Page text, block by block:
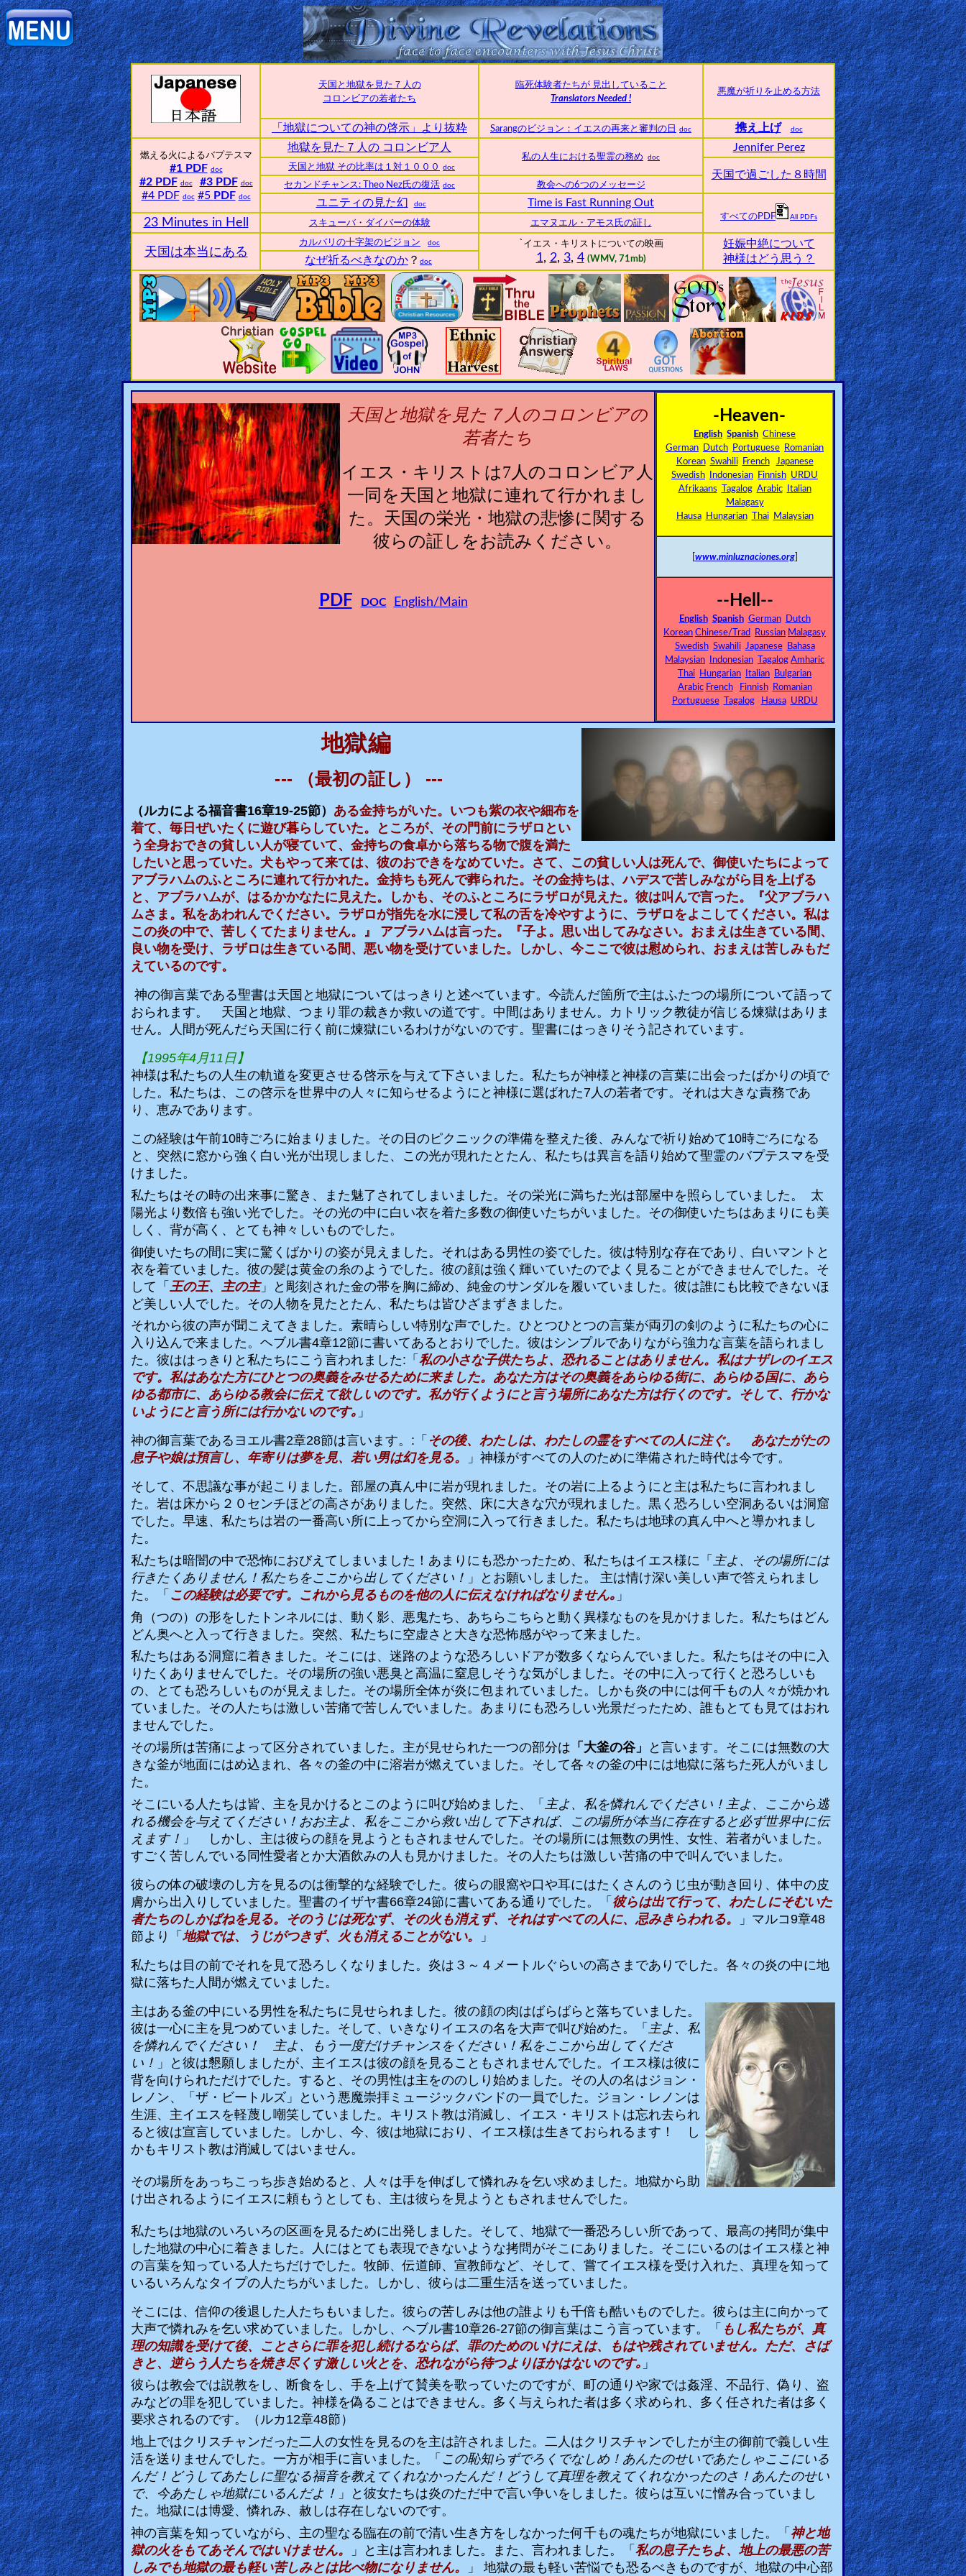
Home:
Mobile
Home: Original Style
ðŸ”
Search
Site
🎞
Christian
Netflix
🎞
Jewish
Stories
🎞
X-
Witch
🎞
X-
Muslim
MP3
Bible
🎞
Bible
Movies
🎞
Gospel
Videos
🎞
Godly
Movies
🎞
CBN
Videos
🎞
Kids
Videos
🎞
Worship
Music
🎞
Vids
for
New
Believers
Heaven
Hell
Prayer
Bible/Study
Jesus
Warfare
Revelations
Testimonies
Evangelism
Documentaries
Islam
Other
Other
Languages
Contact/Feedback/Donate
Follow
us
Social
Media
PDF
Books
Random
Video
Ask
AI
Bible
Questions
Something
Funny...
2nd
Page,
Older
Material
天国と地獄を見た７人の
コロンビアの若者たち
臨死体験者たちが 見出していること
Translators Needed !
悪魔が祈りを止める方法
「地獄についての神の啓示」より抜粋 Sarangのビジョン：イエスの再来と審判の日 doc 携え上げ doc
燃える火によるバプテスマ
#1 PDF doc
#2 PDF doc #3 PDF doc
#4 PDF doc #5 PDF doc
地獄を見た７人の コロンビア人
私の人生における聖霊の務め doc
Jennifer Perez
天国と地獄 その比率は１対１０００ doc
天国で過ごした８時間
セカンドチャンス: Theo Nez氏の復活 doc 教会への6つのメッセージ
ユニティの見た幻 doc Time is Fast Running Out
すべてのPDF All PDFs
23 Minutes in Hell スキューバ・ダイバーの体験 エマヌエル・アモス氏の証し
天国は本当にある
カルバリの十字架のビジョン doc ` イエス・キリストについての映画
1, 2, 3, 4 (WMV, 71mb)
妊娠中絶について
神様はどう思う？
なぜ祈るべきなのか ？ doc
天国と地獄を見た７人のコロンビアの
若者たち
イエス・キリストは7人のコロンビア人
一同を天国と地獄に連れて行かれまし
た。天国の栄光・地獄の悲惨に関する
彼らの証しをお読みください。
PDF DOC English/Main
-Heaven-
English Spanish Chinese
German
Dutch Portuguese
Romanian
Korean Swahili French
Japanese
Swedish
Indonesian Finnish URDU
Afrikaans
Tagalog Arabic
Italian
Malagasy
Hausa
Hungarian Thai Malaysian
www.minluznaciones.org]
--Hell--
English Spanish German
Dutch
Korean Chinese/Trad Russian Malagasy
Swedish Swahili Japanese
Bahasa
Malaysian
Indonesian Tagalog Amharic
Thai
Hungarian Italian
Bulgarian
Arabic French Finnish
Romanian
Portuguese
Tagalog Hausa URDU
地獄編
--- （最初の証し） ---
（ルカによる福音書16章19-25節） ある金持ちがいた。いつも紫の衣や細布を
着て、毎日ぜいたくに遊び暮らしていた。ところが、その門前にラザロとい
う全身おできの貧しい人が寝ていて、金持ちの食卓から落ちる物で腹を満た
したいと思っていた。犬もやって来ては、彼のおできをなめていた。さて、この貧しい人は死んで、御使いたちによって
アブラハムのふところに連れて行かれた。金持ちも死んで葬られた。その金持ちは、ハデスで苦しみながら目を上げる
と、アブラハムが、はるかかなたに見えた。しかも、そのふところにラザロが見えた。彼は叫んで言った。『父アブラハ
ムさま。私をあわれんでください。ラザロが指先を水に浸して私の舌を冷やすように、ラザロをよこしてください。私は
この炎の中で、苦しくてたまりません。』 アブラハムは言った。『子よ。思い出してみなさい。おまえは生きている間、
良い物を受け、ラザロは生きている間、悪い物を受けていました。しかし、今ここで彼は慰められ、おまえは苦しみもだ
えているのです。
神の御言葉である聖書は天国と地獄についてはっきりと述べています。今読んだ箇所で主はふたつの場所について語って
おられます。 天国と地獄、つまり罪の裁きか救いの道です。中間はありません。カトリック教徒が信じる煉獄はありま
せん。人間が死んだら天国に行く前に煉獄にいるわけがないのです。聖書にはっきりそう記されています。
【1995年4月11 日】
神様は私たちの人生の軌道を変更させる啓示を与えて下さいました。私たちが神様と神様の言葉に出会ったばかりの頃で
した。私たちは、この啓示を世界中の人々に知らせるようにと神様に選ばれた7人の若者です。それは大きな責務であ
り、恵みであります。
この経験は午前10時ごろに始まりました。その日のピクニックの準備を整えた後、みんなで祈り始めて10時ごろになる
と、突然に窓から強く白い光が出現しました、この光が現れたとたん、私たちは異言を語り始めて聖霊のバプテスマを受
けました。
私たちはその時の出来事に驚き、また魅了されてしまいました。その栄光に満ちた光は部屋中を照らしていました。 太
陽光より数倍も強い光でした。その光の中に白い衣を着た多数の御使いたちがいました。その御使いたちはあまりにも美
しく、背が高く、とても神々しいものでした。
御使いたちの間に実に驚くばかりの姿が見えました。それはある男性の姿でした。彼は特別な存在であり、白いマントと
衣を着ていました。彼の髪は黄金の糸のようでした。彼の顔は強く輝いていたのでよく見ることができませんでした。そ
して「 王の王、主の主」と彫刻された金の帯を胸に締め、純金のサンダルを履いていました。彼は誰にも比較できないほ
ど美しい人でした。その人物を見たとたん、私たちは皆ひざまずきました。
それから彼の声が聞こえてきました。素晴らしい特別な声でした。ひとつひとつの言葉が両刃の剣のように私たちの心に
入り込んで来ました。ヘブル書4章12節に書いてあるとおりでした。彼はシンプルでありながら強力な言葉を語られまし
た。彼ははっきりと私たちにこう言われました: 「 私の小さな子供たちよ、恐れることはありません。私はナザレのイエス
です。私はあなた方にひとつの奥義をみせるために来ました。あなた方はその奥義をあらゆる街に、あらゆる国に、あら
ゆる都市に、あらゆる教会に伝えて欲しいのです。私が行くようにと言う場所にあなた方は行くのです。そして、行かな
いようにと言う所には行かないのです｡ 」
神の御言葉であるヨエル書2章28節は言います。 : 「 その後、わたしは、わたしの霊をすべての人に注ぐ。 あなたがたの
息子や娘は預言し、年寄りは夢を見、若い男は幻を見る。
」神様がすべての人のために準備された時代は今です。
そして、不思議な事が起こりました。部屋の真ん中に岩が現れました。その岩に上るようにと主は私たちに言われまし
た。岩は床から２０センチほどの高さがありました。突然、床に大きな穴が現れました。黒く恐ろしい空洞あるいは洞窟
でした。早速、私たちは岩の一番高い所に上ってから空洞に入って行きました。私たちは地球の真ん中へと導かれまし
た。
私たちは暗闇の中で恐怖におびえてしまいました！あまりにも恐かったため、私たちはイエス様に「 主よ、その場所には
行きたくありません！私たちをここから出してください！ 」とお願いしました。 主は情け深い美しい声で答えられまし
た。「 この経験は必要です。これから見るものを他の人に伝えなければなりません｡ 」
角（つの）の形をしたトンネルには、動く影、悪鬼たち、あちらこちらと動く異様なものを見かけました。私たちはどん
どん奥へと入って行きました。突然、私たちに空虚さと大きな恐怖感がやって来ました。
私たちはある洞窟に着きました。そこには、迷路のような恐ろしいドアが数多くならんでいました。私たちはその中に入
りたくありませんでした。その場所の強い悪臭と高温に窒息しそうな気がしました。その中に入って行くと恐ろしいも
の、とても恐ろしいものが見えました。その場所全体が炎に包まれていました。しかも炎の中には何千もの人々が焼かれ
ていました。その人たちは激しい苦痛で苦しんでいました。あまりにも恐ろしい光景だったため、誰もとても見てはおれ
ませんでした。
その場所は苦痛によって区分されていました。主が見せられた一つの部分は 「大釜の谷」
と言います。そこには無数の大
きな釜が地面にはめ込まれ、各々の釜の中に溶岩が燃えていました。そして各々の釜の中には地獄に落ちた死人がいまし
た。
そこにいる人たちは皆、主を見かけるとこのように叫び始めました、「 主よ、私を憐れんでください！主よ、ここから逃
れる機会を与えてください！おお主よ、私をここから救い出して下されば、この場所が本当に存在すると必ず世界中に伝
えます！ 」
しかし、主は彼らの顔を見ようともされませんでした。その場所には無数の男性、女性、若者がいました。
すごく苦しんでいる同性愛者とか大酒飲みの人も見かけました。その人たちは激しい苦痛の中で叫んでいました。
彼らの体の破壊のし方を見るのは衝撃的な経験でした。彼らの眼窩や口や耳にはたくさんのうじ虫が動き回り、体中の皮
膚から出入りしていました。聖書のイザヤ書66章24節に書いてある通りでした。「 彼らは出て行って、わたしにそむいた
者たちのしかばねを見る。そのうじは死なず、その火も消えず、それはすべての人に、忌みきらわれる。
」マルコ9章48
節より「 地獄では、うじがつきず、火も消えることがない。
」
私たちは目の前でそれを見て恐ろしくなりました。炎は３～４メートルぐらいの高さまでありでした。各々の炎の中に地
獄に落ちた人間が燃えていました。
主はある釜の中にいる男性を私たちに見せられました。彼の顔の肉はばらばらと落ちていました。
彼は一心に主を見つめていました。そして、いきなりイエスの名を大声で叫び始めた。「 主よ、私
を憐れんでください！ 主よ、もう一度だけチャンスをください！私をここから出してくださ
い！ 」と彼は懇願しましたが、主イエスは彼の顔を見ることもされませんでした。イエス様は彼に
背を向けられただけでした。すると、その男性は主をののしり始めました。その人の名はジョン・
レノン、「ザ・ビートルズ」という悪魔崇拝ミュージックバンドの一員でした。ジョン・レノンは
生涯、主イエスを軽蔑し嘲笑していました。キリスト教は消滅し、イエス・キリストは忘れ去られ
ると彼は宣言していました。しかし、今、彼は地獄におり、イエス様は生きておられるます！ し
かもキリスト教は消滅してはいません。
その場所をあっちこっち歩き始めると、人々は手を伸ばして憐れみを乞い求めました。地獄から助
け出されるようにイエスに頼もうとしても、主は彼らを見ようともされませんでした。
私たちは地獄のいろいろの区画を見るために出発しました。そして、地獄で一番恐ろしい所であって、最高の拷問が集中
した地獄の中心に着きました。人にはとても表現できないような拷問がそこにありました。そこにいるのはイエス様と神
の言葉を知っている人たちだけでした。牧師、伝道師、宣教師など、そして、嘗てイエス様を受け入れた、真理を知って
いるいろんなタイプの人たちがいました。しかし、彼らは二重生活を送っていました。
そこには、信仰の後退した人たちもいました。彼らの苦しみは他の誰よりも千倍も酷いものでした。彼らは主に向かって
大声で憐れみを乞い求めていました。しかし、ヘブル書10章26-27節の御言葉はこう言っています。「 もし私たちが、真
理の知識を受けて後、ことさらに罪を犯し続けるならば、罪のためのいけにえは、もはや残されていません。ただ、さば
きと、逆らう人たちを焼き尽くす激しい火とを、恐れながら待つよりほかはないのです｡ 」
彼らは教会では説教をし、断食をし、手を上げて賛美を歌っていたのですが、町の通りや家では姦淫、不品行、偽り、盗
みなどの罪を犯していました。神様を偽ることはできません。多く与えられた者は多く求められ、多く任された者は多く
要求されるのです。（ルカ12章48節）
地上ではクリスチャンだった二人の女性を見るのを主は許されました。二人はクリスチャンでしたが主の御前で義しい生
活を送りませんでした。一方が相手に言いました。「 この恥知らずでろくでなしめ！あんたのせいであたしゃここにいる
んだ！どうしてあたしに聖なる福音を教えてくれなかったんだ！どうして真理を教えてくれなかったのさ！あんたのせい
で、今あたしゃ地獄にいるんだよ！ 」と彼女たちは炎のただ中で言い争いをしました。彼らは互いに憎み合っていまし
た。地獄には博愛、憐れみ、赦しは存在しないのです。
神の言葉を知っていながら、主の聖なる臨在の前で清い生き方をしなかった何千もの魂たちが地獄にいました。「 神と地
獄の火をもてあそんではいけません。
」と主は言われました。また、言われました。「 私の息子たちよ、地上の最悪の苦
しみでも地獄の最も軽い苦しみとは比べ物になりません。
」 地獄の最も軽い苦悩でも恐るべきものですが、地獄の中心部